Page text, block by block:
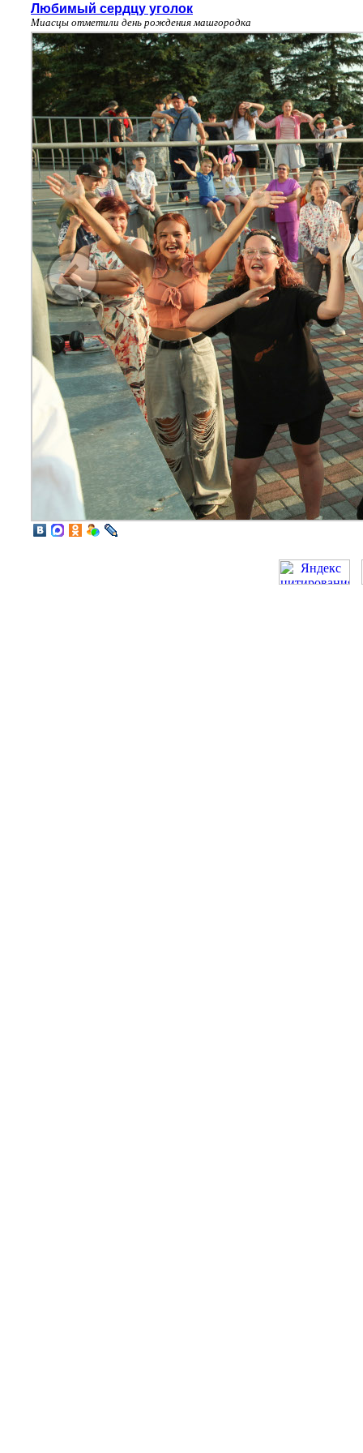
Любимый сердцу уголок
Миасцы отметили день рождения машгородка